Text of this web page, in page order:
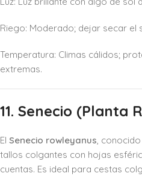
Riego: Moderado; dejar secar el
Temperatura: Climas cálidos;
extremas.
11. Senecio (Planta
El Senecio rowleyanus,
tallos colgantes con hojas
cuentas. Es ideal para cestas